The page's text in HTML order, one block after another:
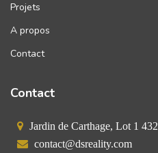
Projets
A propos
Contact
Contact
Jardin de Carthage, Lot 1 432.
contact@dsreality.com